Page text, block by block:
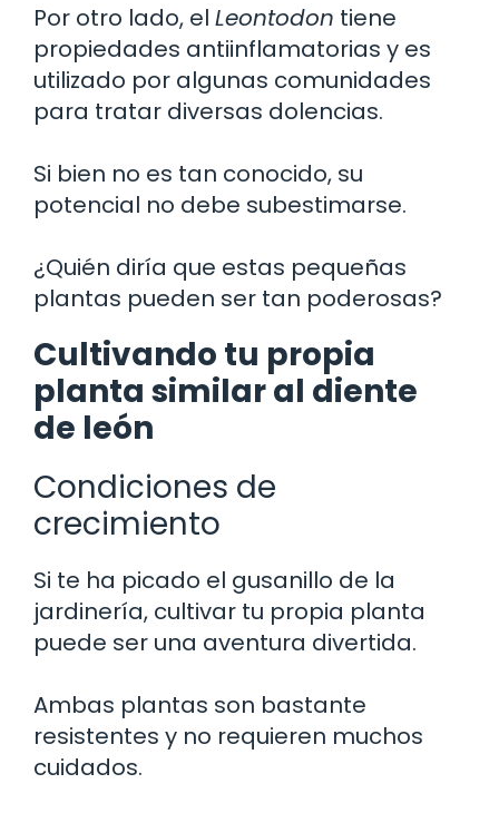
Por otro lado, el Leontodon tiene
propiedades antiinflamatorias y es
utilizado por algunas comunidades
para tratar diversas dolencias.
Si bien no es tan conocido, su
potencial no debe subestimarse.
¿Quién diría que estas pequeñas
plantas pueden ser tan poderosas?
Cultivando tu propia
planta similar al diente
de león
Condiciones de
crecimiento
Si te ha picado el gusanillo de la
jardinería, cultivar tu propia planta
puede ser una aventura divertida.
Ambas plantas son bastante
resistentes y no requieren muchos
cuidados.